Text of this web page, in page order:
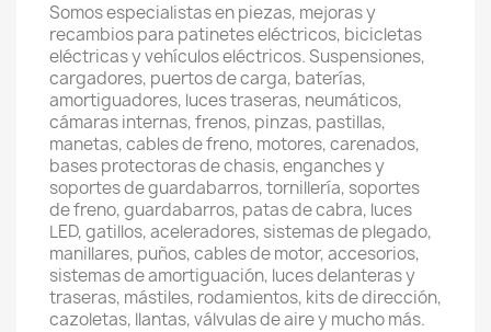
Somos especialistas en piezas, mejoras y
recambios para patinetes eléctricos, bicicletas
eléctricas y vehículos eléctricos. Suspensiones,
cargadores, puertos de carga, baterías,
amortiguadores, luces traseras, neumáticos,
cámaras internas, frenos, pinzas, pastillas,
manetas, cables de freno, motores, carenados,
bases protectoras de chasis, enganches y
soportes de guardabarros, tornillería, soportes
de freno, guardabarros, patas de cabra, luces
LED, gatillos, aceleradores, sistemas de plegado,
manillares, puños, cables de motor, accesorios,
sistemas de amortiguación, luces delanteras y
traseras, mástiles, rodamientos, kits de dirección,
cazoletas, llantas, válvulas de aire y mucho más.